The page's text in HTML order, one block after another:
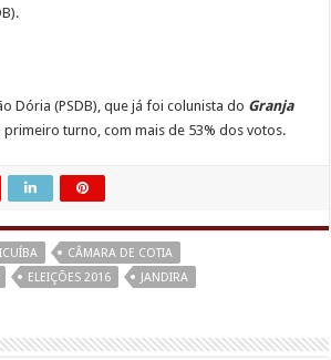
Dória (PSDB), que já foi colunista do Granja
primeiro turno, com mais de 53% dos votos.
CÂMARA DE COTIA
ELEIÇÕES 2016 JANDIRA